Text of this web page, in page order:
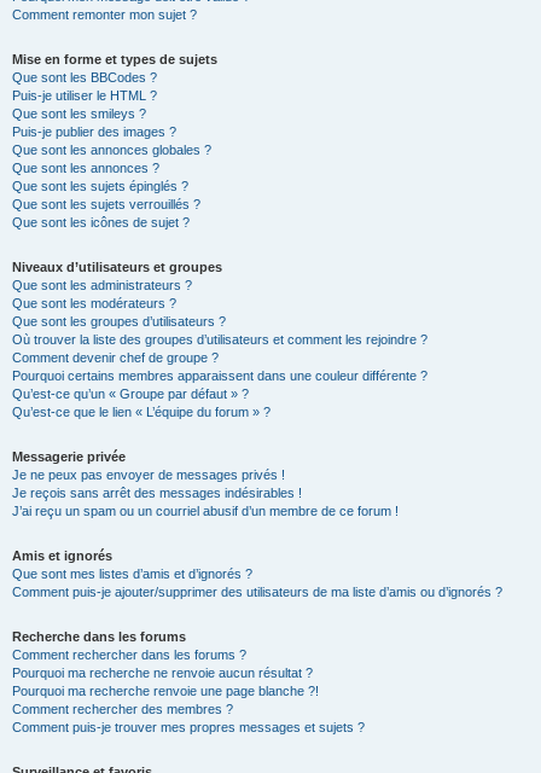
Comment remonter mon sujet ?
Mise en forme et types de sujets
Que sont les BBCodes ?
Puis-je utiliser le HTML ?
Que sont les smileys ?
Puis-je publier des images ?
Que sont les annonces globales ?
Que sont les annonces ?
Que sont les sujets épinglés ?
Que sont les sujets verrouillés ?
Que sont les icônes de sujet ?
Niveaux d’utilisateurs et groupes
Que sont les administrateurs ?
Que sont les modérateurs ?
Que sont les groupes d’utilisateurs ?
Où trouver la liste des groupes d’utilisateurs et comment les rejoindre ?
Comment devenir chef de groupe ?
Pourquoi certains membres apparaissent dans une couleur différente ?
Qu’est-ce qu’un « Groupe par défaut » ?
Qu’est-ce que le lien « L’équipe du forum » ?
Messagerie privée
Je ne peux pas envoyer de messages privés !
Je reçois sans arrêt des messages indésirables !
J’ai reçu un spam ou un courriel abusif d’un membre de ce forum !
Amis et ignorés
Que sont mes listes d’amis et d’ignorés ?
Comment puis-je ajouter/supprimer des utilisateurs de ma liste d’amis ou d’ignorés ?
Recherche dans les forums
Comment rechercher dans les forums ?
Pourquoi ma recherche ne renvoie aucun résultat ?
Pourquoi ma recherche renvoie une page blanche ?!
Comment rechercher des membres ?
Comment puis-je trouver mes propres messages et sujets ?